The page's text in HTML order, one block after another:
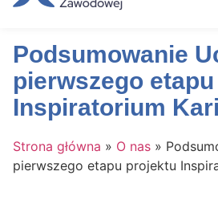
Podsumowanie
pierwszego
Inspiratorium
Strona główna » O nas »
pierwszego etapu projektu